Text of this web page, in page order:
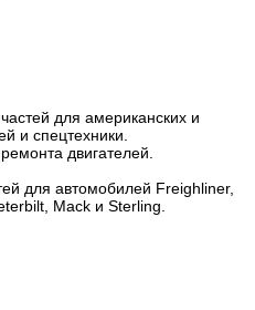
для американских и
и спецтехники.
двигателей.
для автомобилей Freighliner,
Mack и Sterling.